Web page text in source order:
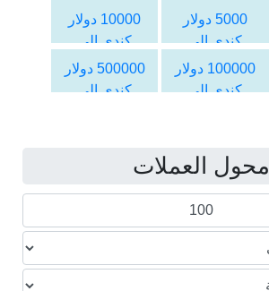
الليرة السورية
الليرة السورية
5000 دولار
كندي الى
الليرة السورية
10000 دولار
كندي الى
الليرة السورية
100000 دولار
كندي الى
500000 دولار
كندي الى
محول العملات